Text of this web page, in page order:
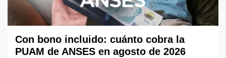
Con bono incluido: cuánto cobra la
PUAM de ANSES en agosto de 2026